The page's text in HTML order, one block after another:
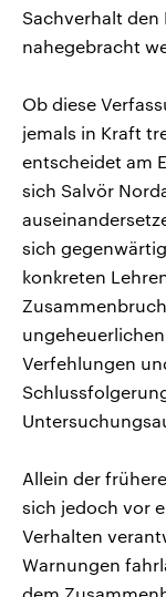
Sachverhalt den
nahegebracht
Ob diese
jemals in Kraft
entscheidet am
sich Salvör
sich
konkreten
Verfehlungen
Allein der
sich jedoch vor
Verhalten
Warnungen